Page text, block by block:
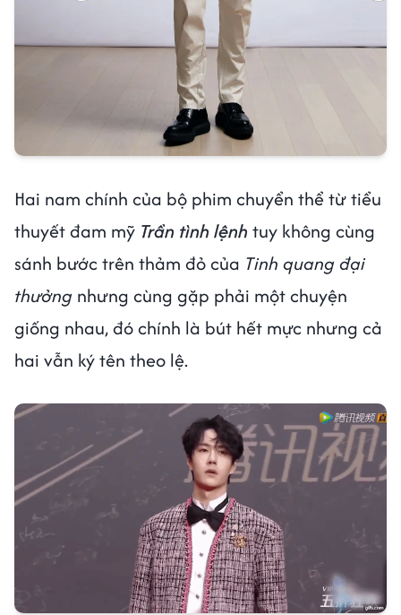
Hai nam chính của bộ phim chuyển thể từ tiểu
thuyết đam mỹ Trần tình lệnh tuy không cùng
sánh bước trên thảm đỏ của Tinh quang đại
thưởng nhưng cùng gặp phải một chuyện
giống nhau, đó chính là bút hết mực nhưng cả
hai vẫn ký tên theo lệ.